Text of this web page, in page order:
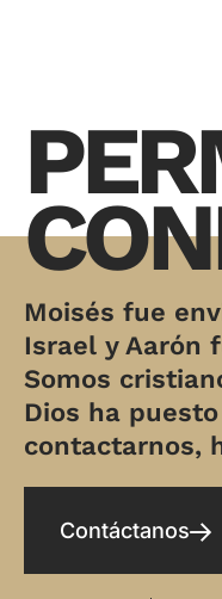
Moisés fue
Israel y Aarón
Somos
Dios ha
contactarnos,
Contáctanos